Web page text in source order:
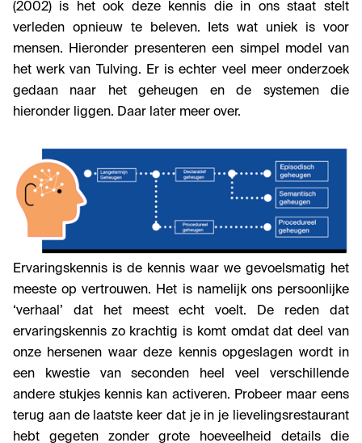
(2002) is het ook deze kennis die in ons staat stelt
verleden opnieuw te beleven. Iets wat uniek is voor
mensen. Hieronder presenteren een simpel model van
het werk van Tulving. Er is echter veel meer onderzoek
gedaan naar het geheugen en de systemen die
hieronder liggen. Daar later meer over.
Ervaringskennis is de kennis waar we gevoelsmatig het
meeste op vertrouwen. Het is namelijk ons persoonlijke
‘verhaal’ dat het meest echt voelt. De reden dat
ervaringskennis zo krachtig is komt omdat dat deel van
onze hersenen waar deze kennis opgeslagen wordt in
een kwestie van seconden heel veel verschillende
andere stukjes kennis kan activeren. Probeer maar eens
terug aan de laatste keer dat je in je lievelingsrestaurant
hebt gegeten zonder grote hoeveelheid details die